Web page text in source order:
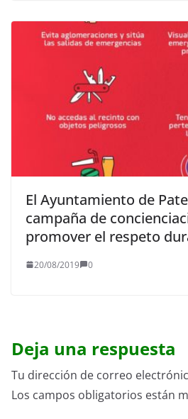
El Ayuntamiento de
campaña de
promover el respeto
20/08/2019 0
Deja una respuesta
Tu dirección de correo
Los campos obligatorios están